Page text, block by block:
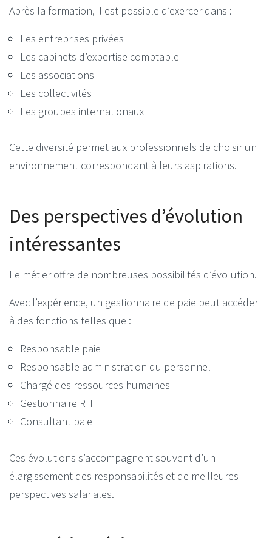
Après la formation, il est possible d’exercer dans :
Les entreprises privées
Les cabinets d’expertise comptable
Les associations
Les collectivités
Les groupes internationaux
Cette diversité permet aux professionnels de choisir un
environnement correspondant à leurs aspirations.
Des perspectives d’évolution
intéressantes
Le métier offre de nombreuses possibilités d’évolution.
Avec l’expérience, un gestionnaire de paie peut accéder
à des fonctions telles que :
Responsable paie
Responsable administration du personnel
Chargé des ressources humaines
Gestionnaire RH
Consultant paie
Ces évolutions s’accompagnent souvent d’un
élargissement des responsabilités et de meilleures
perspectives salariales.